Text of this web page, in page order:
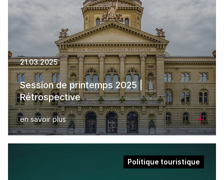
21.03.2025
Session de printemps 2025 |
Rétrospective
en savoir plus
Politique touristique